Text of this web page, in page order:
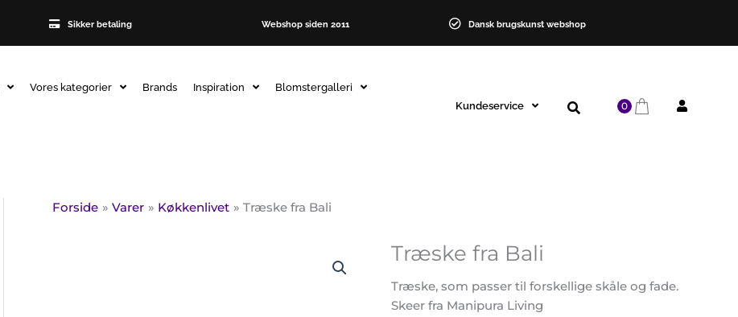
Sikker betaling Webshop siden 2011 Dansk brugskunst webshop
Vores kategorier Brands Inspiration Blomstergalleri
Kundeservice 0
Forside Varer Køkkenlivet Træske fra Bali
Træske fra Bali
Træske, som passer til forskellige skåle og fade.
Skeer fra Manipura Living
Træske
Bali
antal